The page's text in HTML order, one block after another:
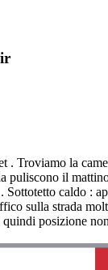
. Troviamo la
puliscono il
Sottotetto caldo :
sulla strada
posizione